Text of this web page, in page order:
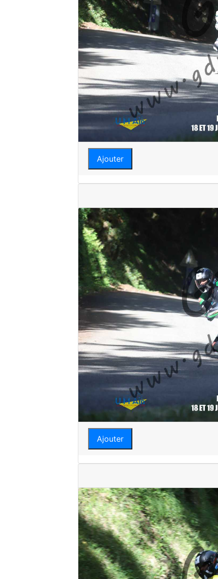
Ajouter
Ajouter